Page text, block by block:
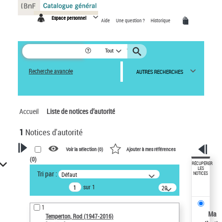
Espace personnel Aide Une question ? Historique
Tout
Recherche avancée AUTRES RECHERCHES
Accueil Liste de notices d’autorité
1 Notices d'autorité
VOTRE RECHERCHE
Recherche avancée dans les
notices d’autorité
Œuvres liées à l'auteur :
Temperton, Rod (1947-2016)
Voir la sélection (0) Ajouter à mes références
(0)
Tri par : Défaut
sur 1
20
résultats/page
1
Temperton, Rod (1947-2016)
RÉCUPÉRER
LES
NOTICES
Ma
Panneau de gestion des cookies